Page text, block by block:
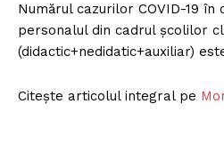
Numărul cazurilor COVID-19 în
personalul din cadrul școlilor
(didactic+nedidatic+auxiliar)
Citește articolul integral pe